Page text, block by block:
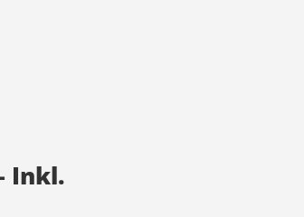
Inkl.